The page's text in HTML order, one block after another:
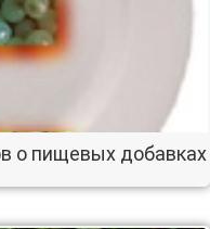
о пищевых добавках